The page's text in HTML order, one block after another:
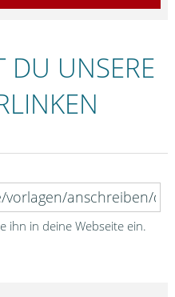
DU UNSERE
ihn in deine Webseite ein.